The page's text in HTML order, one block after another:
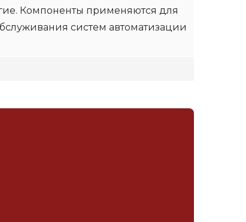
Компоненты применяются для
систем автоматизации